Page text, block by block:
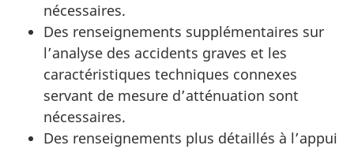
nécessaires.
Des renseignements supplémentaires sur
l’analyse des accidents graves et les
caractéristiques techniques connexes
servant de mesure d’atténuation sont
nécessaires.
Des renseignements plus détaillés à l’appui